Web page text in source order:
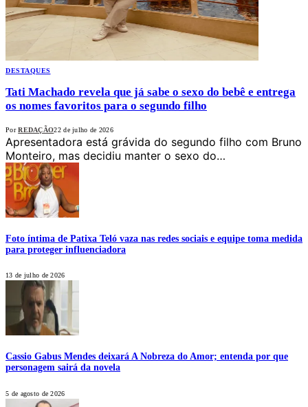
DESTAQUES
Tati Machado revela que já sabe o sexo do bebê e entrega
os nomes favoritos para o segundo filho
Por REDAÇÃO22 de julho de 2026
Apresentadora está grávida do segundo filho com Bruno
Monteiro, mas decidiu manter o sexo do…
Foto íntima de Patixa Teló vaza nas redes sociais e equipe toma medida
para proteger influenciadora
13 de julho de 2026
Cassio Gabus Mendes deixará A Nobreza do Amor; entenda por que
personagem sairá da novela
5 de agosto de 2026